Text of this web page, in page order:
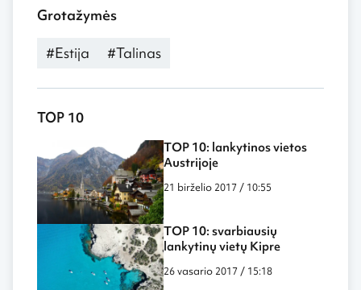
Grotažymės
#Estija #Talinas
TOP 10
TOP 10: lankytinos vietos
Austrijoje
21 birželio 2017 / 10:55
TOP 10: svarbiausių
lankytinų vietų Kipre
26 vasario 2017 / 15:18